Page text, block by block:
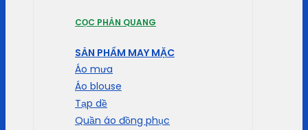
CỌC PHẢN QUANG
SẢN PHẨM MAY MẶC
Áo mưa
Áo blouse
Tạp dề
Quần áo đồng phục